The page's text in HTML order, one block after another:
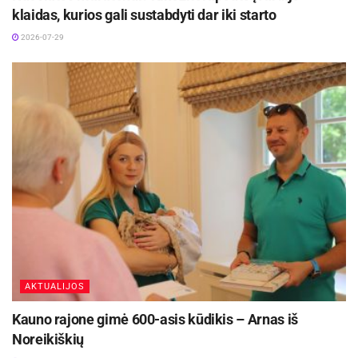
pagalbą.
Kauno rajone 700-asis šių metų kūdikis – Jonė iš
Ringaudų
2026-07-31
Pradedama kompensuoti deguonies aparatų
nuoma miego apnėja sergantiems pacientams
2026-07-29
klaidas, kurios gali sustabdyti dar iki starto
2026-07-29
AKTUALIJOS
Kauno rajone gimė 600-asis kūdikis – Arnas iš
Noreikiškių